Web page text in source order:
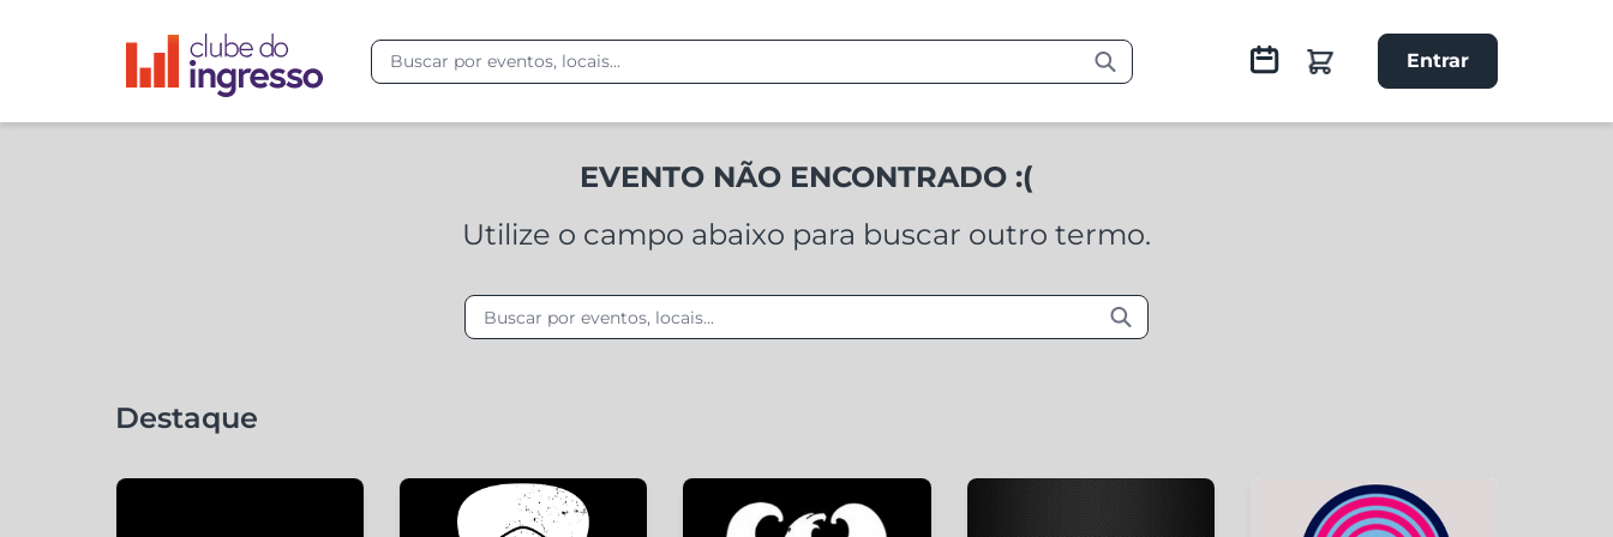
Entrar
EVENTO NÃO ENCONTRADO :(
Utilize o campo abaixo para buscar outro termo.
Destaque